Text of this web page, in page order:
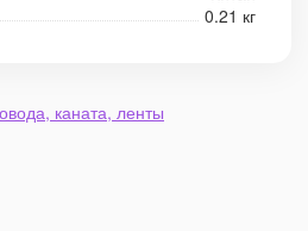
0.21 кг
каната, ленты